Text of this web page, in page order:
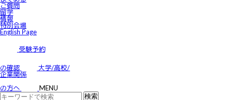
ご質問
留学
情報
特別会場
English Page
受験予約
の確認
大学/高校/
企業関係
の方へ
MENU
IELTS京都｜JSAF-IELTS公式テストセンター 京都（JP112）
学部留学
語学留学
サイトマップ
アクセス
特定商取引に関する法律に基づく表示
個人情報の取り扱いについて
IELTSの個⼈情報の取り扱いについて
免責事項
利用規約